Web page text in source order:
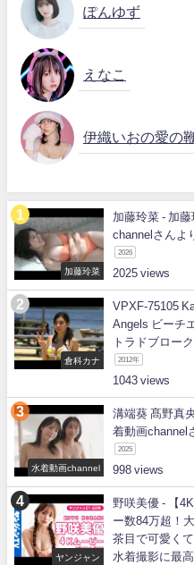
ぽんゆず
えなこ
伊織いおの愛の
加藤玲菜
加藤玲菜 - 加
channelさんよ
2026
2025
倉科カナ
VPXF-75105
Angels ビーチ
トラドブロー
2012年
1043
水着動画channel
溝端葵 髙野真
着動画channel
2025
998
ヤンジャン
野咲美優 - 【
ー数84万超！
茶目で可愛く
水着撮影に最